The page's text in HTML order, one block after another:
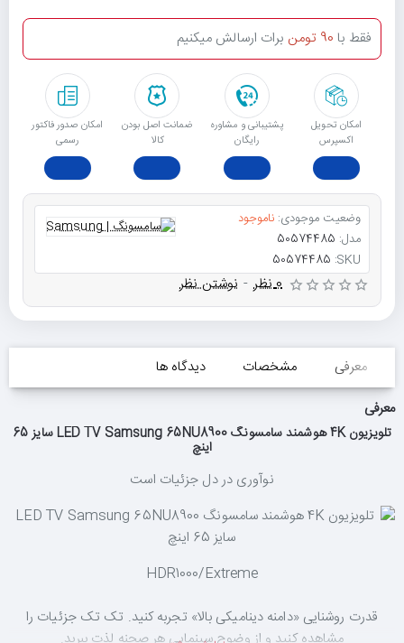
امکان تحویل
اکسپرس
پشتیبانی و مشاوره
رایگان
ﺿﻤﺎﻧﺖ اﺻﻞ ﺑﻮدن
ﮐﺎﻟﺎ
امکان صدور فاکتور
رسمی
فقط با 90 تومن برات ارسالش میکنیم
وضعیت موجودی: ناموجود
مدل: 50574485
SKU:
50574485
0 نظر - نوشتن نظر
معرفی مشخصات
دیدگاه ها
معرفی
تلویزیون 4K هوشمند سامسونگ LED TV Samsung 65NU8900 سایز 65
اینچ
نوآوری در دل جزئیات است
HDR1000/Extreme
قدرت روشنایی «دامنه دینامیکی بالا» تجربه کنید. تک تک جزئیات را